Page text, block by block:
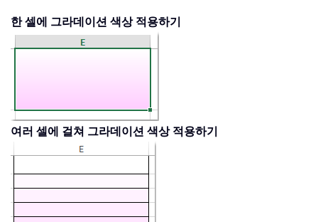
한 셀에 그라데이션 색상 적용하기
여러 셀에 걸쳐 그라데이션 색상 적용하기